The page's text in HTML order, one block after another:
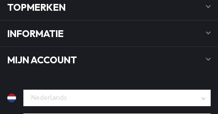
TOPMERKEN
INFORMATIE
MIJN ACCOUNT